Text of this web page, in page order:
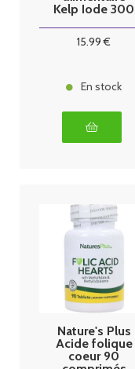
Kelp Iode 300
15.99 €
En stock
Nature's Plus
Acide folique
coeur 90